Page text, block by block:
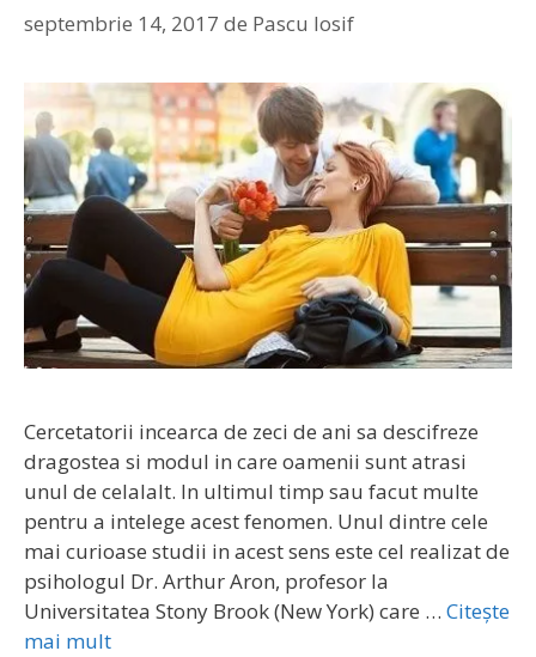
septembrie 14, 2017 de Pascu Iosif
Cercetatorii incearca de zeci de ani sa descifreze
dragostea si modul in care oamenii sunt atrasi
unul de celalalt. In ultimul timp sau facut multe
pentru a intelege acest fenomen. Unul dintre cele
mai curioase studii in acest sens este cel realizat de
psihologul Dr. Arthur Aron, profesor la
Universitatea Stony Brook (New York) care … Citește
mai mult